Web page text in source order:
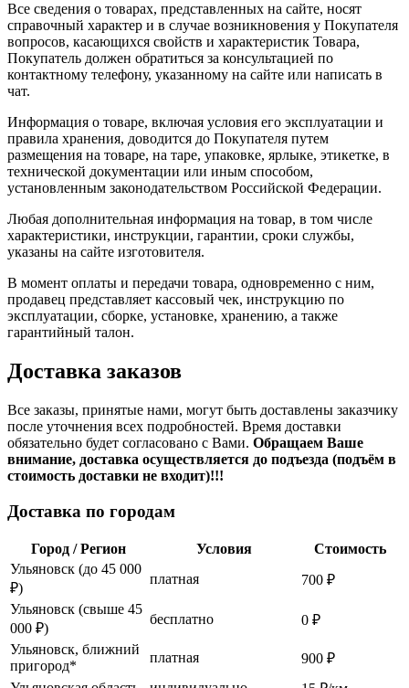
Все сведения о товарах, представленных на сайте, носят
справочный характер и в случае возникновения у Покупателя
вопросов, касающихся свойств и характеристик Товара,
Покупатель должен обратиться за консультацией по
контактному телефону, указанному на сайте или написать в
чат.
Информация о товаре, включая условия его эксплуатации и
правила хранения, доводится до Покупателя путем
размещения на товаре, на таре, упаковке, ярлыке, этикетке, в
технической документации или иным способом,
установленным законодательством Российской Федерации.
Любая дополнительная информация на товар, в том числе
характеристики, инструкции, гарантии, сроки службы,
указаны на сайте изготовителя.
В момент оплаты и передачи товара, одновременно с ним,
продавец представляет кассовый чек, инструкцию по
эксплуатации, сборке, установке, хранению, а также
гарантийный талон.
Доставка заказов
Все заказы, принятые нами, могут быть доставлены заказчику
после уточнения всех подробностей. Время доставки
обязательно будет согласовано с Вами. Обращаем Ваше
внимание, доставка осуществляется до подъезда (подъём в
стоимость доставки не входит)!!!
Доставка по городам
Город / Регион Условия
Стоимость
Ульяновск (до 45 000
₽)
платная
700 ₽
Ульяновск (свыше 45
000 ₽)
бесплатно
0 ₽
Ульяновск, ближний
пригород*
платная
900 ₽